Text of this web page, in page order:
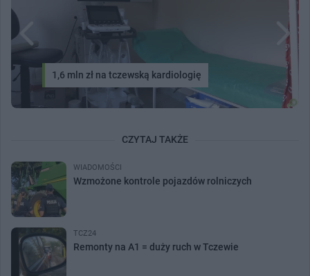
1,6 mln zł na tczewską kardiologię
CZYTAJ TAKŻE
WIADOMOŚCI
Wzmożone kontrole pojazdów rolniczych
TCZ24
Remonty na A1 = duży ruch w Tczewie